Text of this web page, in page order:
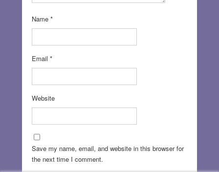
Name *
Email *
Website
Save my name, email, and website in this browser for
the next time I comment.